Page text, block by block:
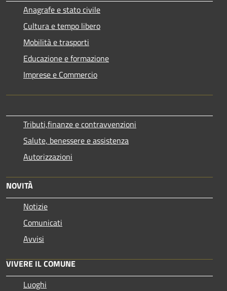
Anagrafe e stato civile
Cultura e tempo libero
Mobilità e trasporti
Educazione e formazione
Imprese e Commercio
Tributi,finanze e contravvenzioni
Salute, benessere e assistenza
Autorizzazioni
NOVITÀ
Notizie
Comunicati
Avvisi
VIVERE IL COMUNE
Luoghi